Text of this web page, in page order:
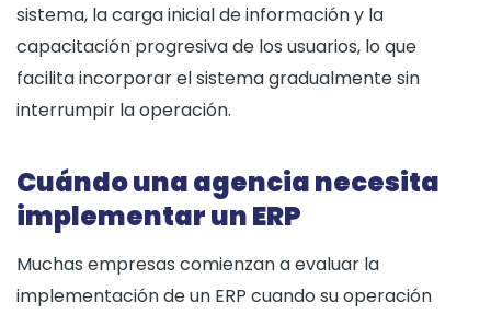
sistema, la carga inicial de información y la
capacitación progresiva de los usuarios, lo que
facilita incorporar el sistema gradualmente sin
interrumpir la operación.
Cuándo una agencia necesita
implementar un ERP
Muchas empresas comienzan a evaluar la
implementación de un ERP cuando su operación